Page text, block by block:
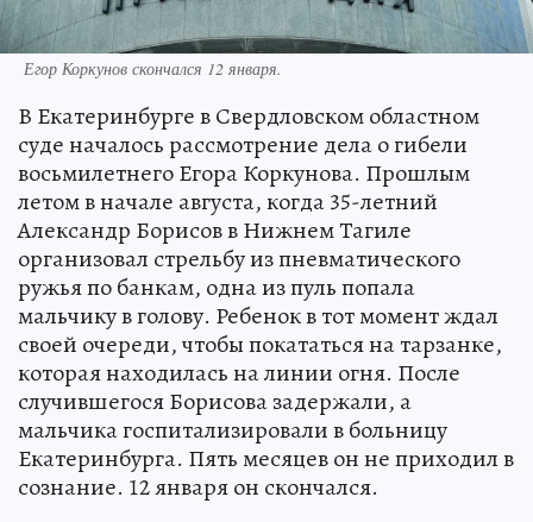
Егор Коркунов скончался 12 января.
В Екатеринбурге в Свердловском областном
суде началось рассмотрение дела о гибели
восьмилетнего Егора Коркунова. Прошлым
летом в начале августа, когда 35-летний
Александр Борисов в Нижнем Тагиле
организовал стрельбу из пневматического
ружья по банкам, одна из пуль попала
мальчику в голову. Ребенок в тот момент ждал
своей очереди, чтобы покататься на тарзанке,
которая находилась на линии огня. После
случившегося Борисова задержали, а
мальчика госпитализировали в больницу
Екатеринбурга. Пять месяцев он не приходил в
сознание. 12 января он скончался.